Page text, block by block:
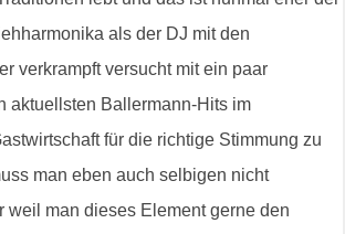
als der DJ mit den
verkrampft versucht mit ein paar
aktuellsten Ballermann-Hits im
für die richtige Stimmung zu
man eben auch selbigen nicht
weil man dieses Element gerne den